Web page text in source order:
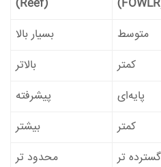
(Reef)
متوسط
بسیار بالا
کمتر
بالاتر
پایه‌ای
پیشرفته
کمتر
بیشتر
گسترده‌ تر
محدود تر